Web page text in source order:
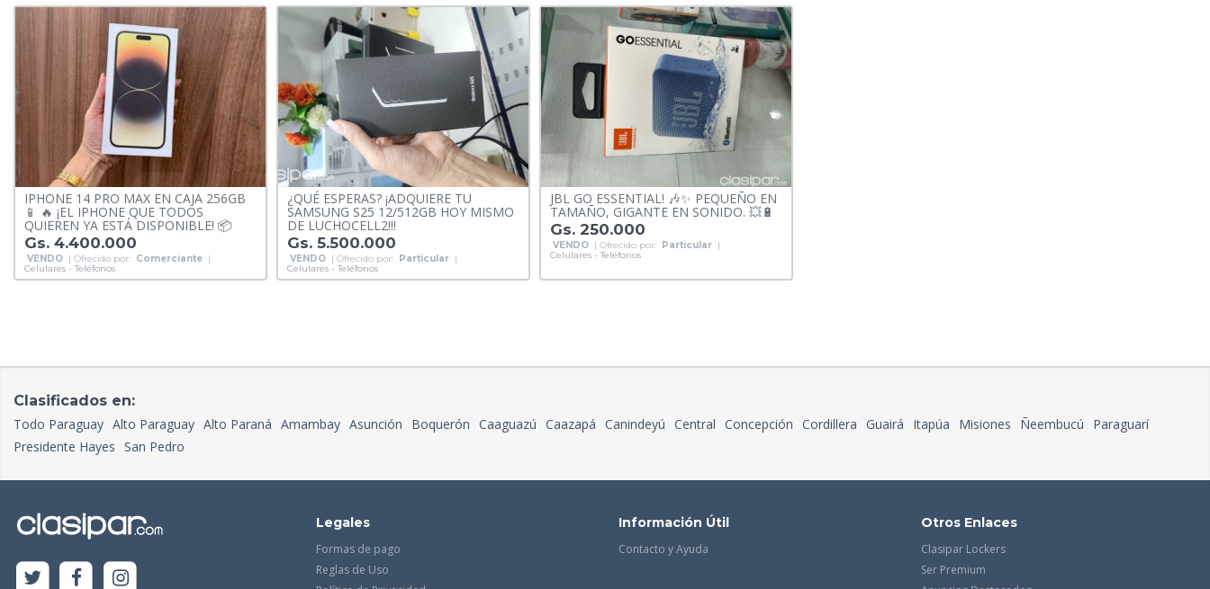
IPHONE 14 PRO MAX EN CAJA 256GB
📱 🔥 ¡EL IPHONE QUE TODOS
QUIEREN YA ESTÁ DISPONIBLE! 📦
Gs. 4.400.000
VENDO | Ofrecido por: Comerciante |
Celulares - Teléfonos
¿QUÉ ESPERAS? ¡ADQUIERE TU
SAMSUNG S25 12/512GB HOY MISMO
DE LUCHOCELL2!!!
Gs. 5.500.000
VENDO | Ofrecido por: Particular |
Celulares - Teléfonos
JBL GO ESSENTIAL! 🎶✨ PEQUEÑO EN
TAMAÑO, GIGANTE EN SONIDO. 💥🔋
Gs. 250.000
VENDO | Ofrecido por: Particular |
Celulares - Teléfonos
Clasificados en:
Todo Paraguay Alto Paraguay Alto Paraná Amambay Asunción Boquerón Caaguazú Caazapá Canindeyú Central Concepción Cordillera Guairá Itapúa Misiones Ñeembucú
Paraguarí
Presidente Hayes San Pedro
Legales
Formas de pago
Reglas de Uso
Información Útil
Contacto y Ayuda
Otros Enlaces
Clasipar Lockers
Ser Premium